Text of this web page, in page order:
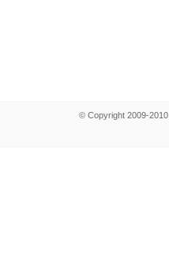
© Copyright 2009-2010